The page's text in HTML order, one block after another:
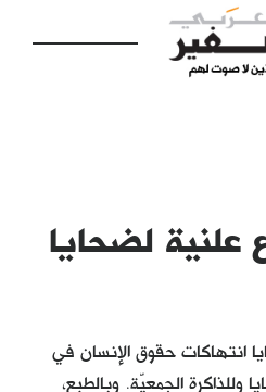
لضحايا
انتهاكات حقوق الإنسان في
الجمعيّة. وبالطبع،